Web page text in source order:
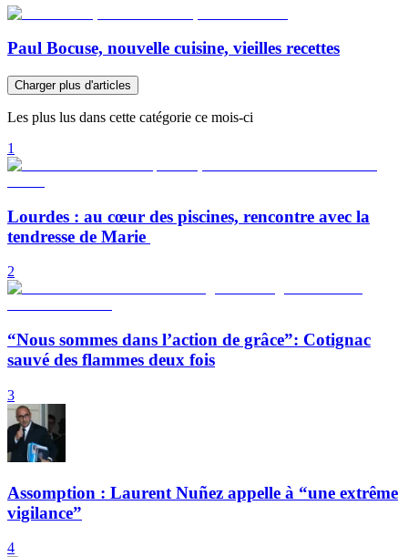
Paul Bocuse, nouvelle cuisine, vieilles recettes
Charger plus d'articles
Les plus lus dans cette catégorie ce mois-ci
1
Lourdes : au cœur des piscines, rencontre avec la
tendresse de Marie
2
“Nous sommes dans l’action de grâce”: Cotignac
sauvé des flammes deux fois
3
Assomption : Laurent Nuñez appelle à “une extrême
vigilance”
4